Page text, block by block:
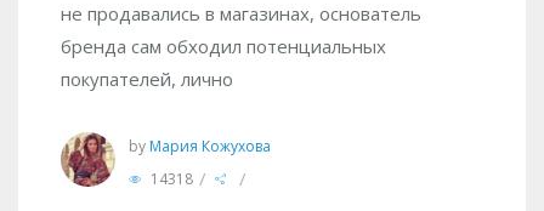
не продавались в магазинах, основатель
бренда сам обходил потенциальных
покупателей, лично
by Мария Кожухова
14318 / /